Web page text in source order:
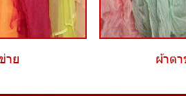
าย ผ้าต